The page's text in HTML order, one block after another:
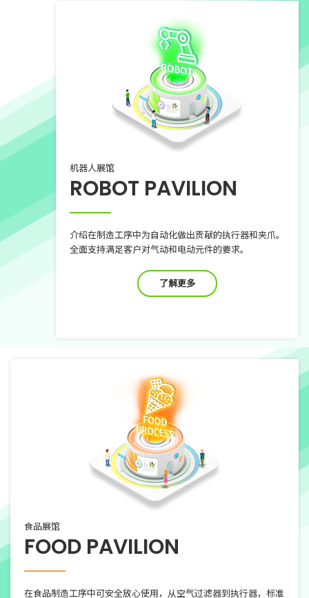
机器人展馆
ROBOT PAVILION
介绍在制造工序中为自动化做出贡献的执行器和夹爪。
全面支持满足客户对气动和电动元件的要求。
了解更多
食品展馆
FOOD PAVILION
在食品制造工序中可安全放心使用，从空气过滤器到执行器，标准